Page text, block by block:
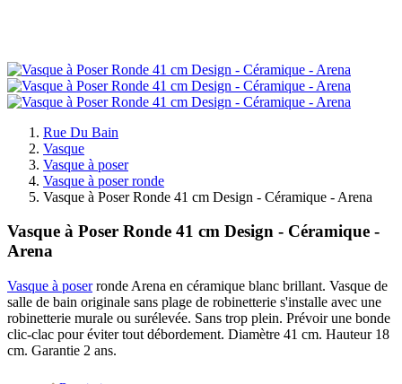
Rue Du Bain
Vasque
Vasque à poser
Vasque à poser ronde
Vasque à Poser Ronde 41 cm Design - Céramique - Arena
Vasque à Poser Ronde 41 cm Design - Céramique -
Arena
Vasque à poserronde Arena en céramique blanc brillant. Vasque de
salle de bain originale sans plage de robinetterie s'installe avec une
robinetterie murale ou surélevée. Sans trop plein. Prévoir une bonde
clic-clac pour éviter tout débordement. Diamètre 41 cm. Hauteur 18
cm. Garantie 2 ans.